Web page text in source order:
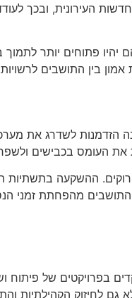
העירונית, ובכך
פתוחים יותר לתמוך
בין התושבים
לשדרג את
את העומס בכבישים
ירוקים. ההשקעה
התושבים מהפחתת זמני
בפרויקטים של פיתוח
לחיזוק הקהילתיות